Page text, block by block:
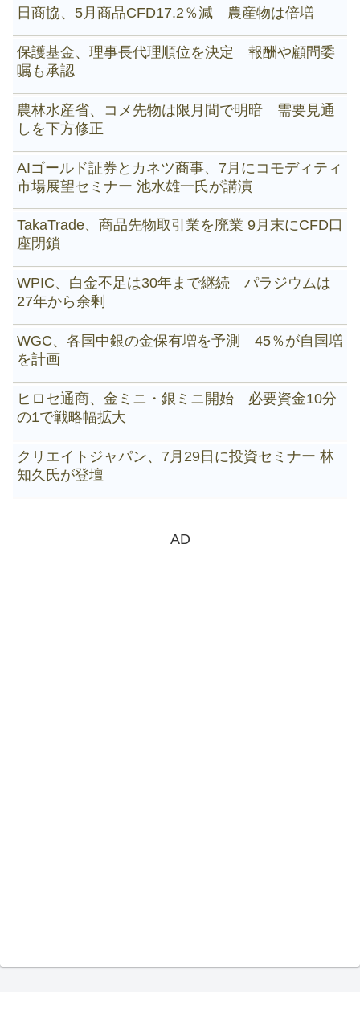
日商協、5月商品CFD17.2％減 農産物は倍増
保護基金、理事長代理順位を決定 報酬や顧問委
嘱も承認
農林水産省、コメ先物は限月間で明暗 需要見通
しを下方修正
AIゴールド証券とカネツ商事、7月にコモディティ
市場展望セミナー 池水雄一氏が講演
TakaTrade、商品先物取引業を廃業 9月末にCFD口
座閉鎖
WPIC、白金不足は30年まで継続 パラジウムは
27年から余剰
WGC、各国中銀の金保有増を予測 45％が自国増
を計画
ヒロセ通商、金ミニ・銀ミニ開始 必要資金10分
の1で戦略幅拡大
クリエイトジャパン、7月29日に投資セミナー 林
知久氏が登壇
AD